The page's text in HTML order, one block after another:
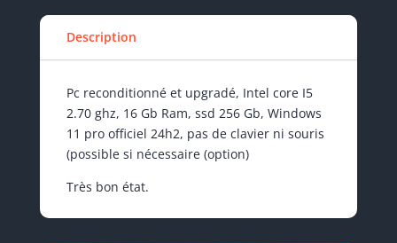
Description
Pc reconditionné et upgradé, Intel core I5
2.70 ghz, 16 Gb Ram, ssd 256 Gb, Windows
11 pro officiel 24h2, pas de clavier ni souris
(possible si nécessaire (option)
Très bon état.